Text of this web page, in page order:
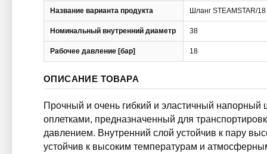
Название варианта продукта Шланг STEAMSTAR/
Номинальный внутренний диаметр 38
Рабочее давление [бар] 18
ОПИСАНИЕ ТОВАРА
Прочный и очень гибкий и эластичный
оплетками, предназначенный для
давлением. Внутренний слой устойчив к пару
устойчив к высоким температурам и